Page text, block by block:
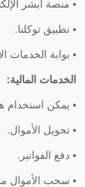
• منصة أبشر
• تطبيق توكلنا.
• بوابة الخدمات
الخدمات المالية:
• يمكن استخدام
• تحويل الأموال.
• دفع الفواتير.
• سحب الأموال